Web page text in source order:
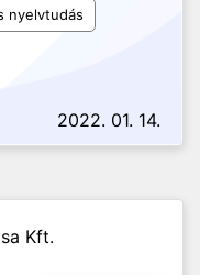
nyelvtudás
2022. 01. 14.
Kft.